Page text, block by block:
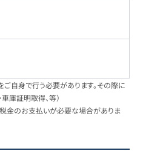
自身で行う必要があります。その際に
庫証明取得、等）
金のお支払いが必要な場合がありま